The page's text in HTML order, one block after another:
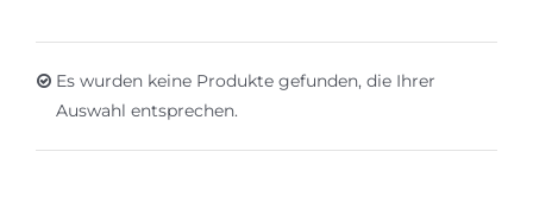
Es wurden keine Produkte gefunden, die Ihrer
Auswahl entsprechen.